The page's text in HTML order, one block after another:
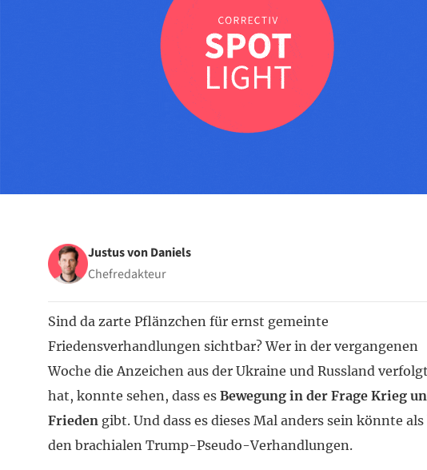
Justus von Daniels
Chefredakteur
Sind da zarte Pflänzchen für ernst gemeinte
Friedensverhandlungen sichtbar? Wer in der vergangenen
Woche die Anzeichen aus der Ukraine und Russland verfolgt
hat, konnte sehen, dass es Bewegung in der Frage Krieg
Frieden gibt. Und dass es dieses Mal anders sein könnte als
den brachialen Trump-Pseudo-Verhandlungen.